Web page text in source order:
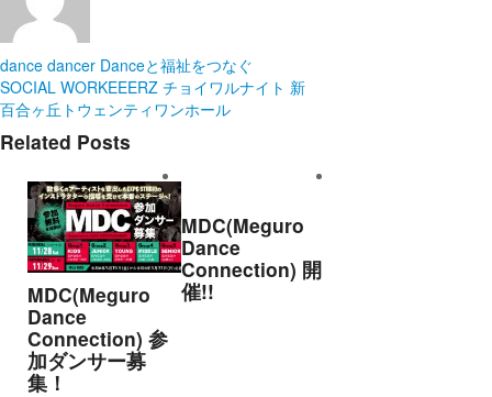
dance dancer Danceと福祉をつなぐ
SOCIAL WORKEEERZ チョイワルナイト 新
百合ヶ丘トウェンティワンホール
Related Posts
MDC(Meguro
Dance
Connection) 参
加ダンサー募
集！
MDC(Meguro
Dance
Connection) 開
催!!